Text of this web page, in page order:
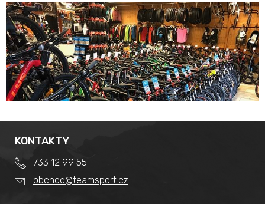
KONTAKTY
733 12 99 55
obchod@teamsport.cz